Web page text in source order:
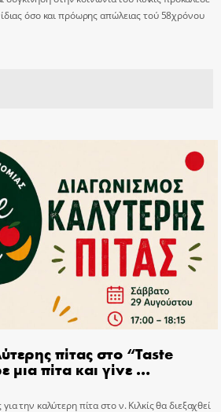
όσο και πρόωρης απώλειας τού 58χρόνου
πίτας στο “Taste
πίτα και γίνε …
την καλύτερη πίτα στο ν. Κιλκίς θα διεξαχθεί